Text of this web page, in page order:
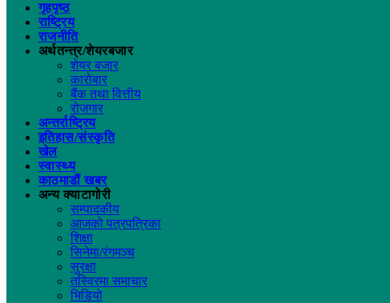
गृहपृष्ठ
राष्ट्रिय
राजनीति
अर्थतन्त्र/शेयरबजार
शेयर बजार
कारोबार
बैंक तथा वित्तीय
रोजगार
अन्तर्राष्ट्रिय
इतिहास/संस्कृति
खेल
स्वास्थ्य
काठमाडौं खबर
अन्य क्याटागोरी
सम्पादकीय
आजको पत्रपत्रिका
शिक्षा
सिनेमा/रंगमञ्च
सुरक्षा
तस्विरमा समाचार
भिडियो